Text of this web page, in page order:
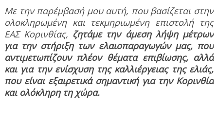
Με την παρέμβασή μου αυτή, που βασίζεται στην
ολοκληρωμένη και τεκμηριωμένη επιστολή της
ΕΑΣ Κορινθίας, ζητάμε την άμεση λήψη μέτρων
για την στήριξη των ελαιοπαραγωγών μας, που
αντιμετωπίζουν πλέον θέματα επιβίωσης, αλλά
και για την ενίσχυση της καλλιέργειας της ελιάς,
που είναι εξαιρετικά σημαντική για την Κορινθία
και ολόκληρη τη χώρα.